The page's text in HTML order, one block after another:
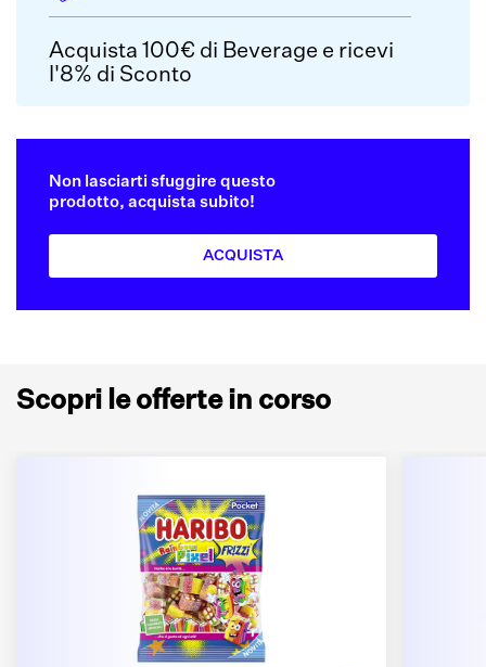
Acquista 100€ di Beverage e ricevi
l'8% di Sconto
Non lasciarti sfuggire questo
prodotto, acquista subito!
ACQUISTA
Scopri le offerte in corso